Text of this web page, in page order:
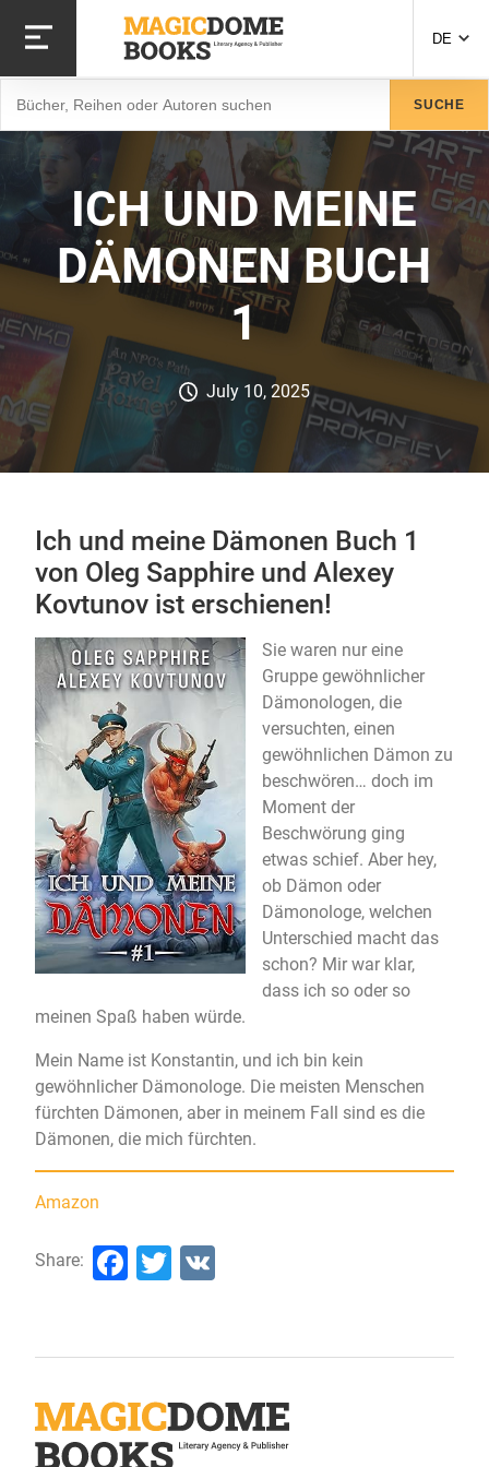
zum
Inhalt
DE
SUCHE
ICH UND MEINE
DÄMONEN BUCH
1
July 10, 2025
Ich und meine Dämonen Buch 1
von Oleg Sapphire und Alexey
Kovtunov ist erschienen!
Sie waren nur eine
Gruppe gewöhnlicher
Dämonologen, die
versuchten, einen
gewöhnlichen Dämon zu
beschwören… doch im
Moment der
Beschwörung ging
etwas schief. Aber hey,
ob Dämon oder
Dämonologe, welchen
Unterschied macht das
schon? Mir war klar,
dass ich so oder so
meinen Spaß haben würde.
Mein Name ist Konstantin, und ich bin kein
gewöhnlicher Dämonologe. Die meisten Menschen
fürchten Dämonen, aber in meinem Fall sind es die
Dämonen, die mich fürchten.
Amazon
Share: Facebook
Twitter